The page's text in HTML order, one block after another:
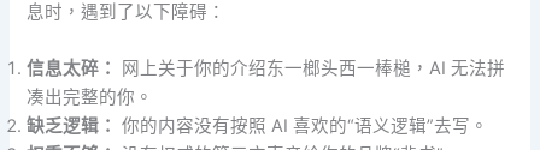
息时，遇到了以下障碍：
信息太碎：
网上关于你的介绍东一榔头西一棒槌，AI 无法拼
凑出完整的你。
缺乏逻辑： 你的内容没有按照 AI 喜欢的“语义逻辑”去写。